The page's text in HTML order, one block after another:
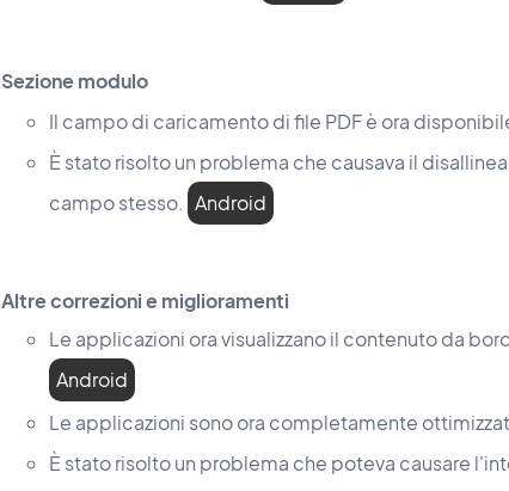
Sezione modulo
Il campo di caricamento di file PDF è ora
È stato risolto un problema che causava il
campo stesso. Android
Altre correzioni e miglioramenti
Le applicazioni ora visualizzano il contenuto da
Android
Le applicazioni sono ora completamente
È stato risolto un problema che poteva causare